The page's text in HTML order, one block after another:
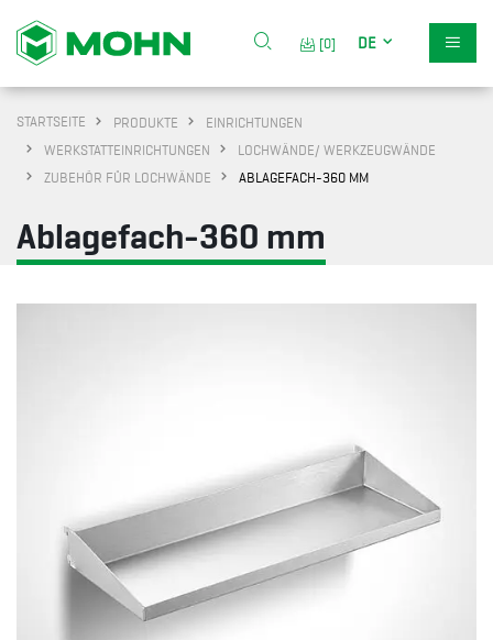
[0] DE
STARTSEITE PRODUKTE
EINRICHTUNGEN
WERKSTATTEINRICHTUNGEN
LOCHWÄNDE/ WERKZEUGWÄNDE
ZUBEHÖR FÜR LOCHWÄNDE
ABLAGEFACH-360 MM
Ablagefach-360 mm